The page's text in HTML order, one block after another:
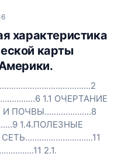
характеристика
карты
1.1 ОЧЕРТАНИЕ
И ПОЧВЫ………………..8
1.4.ПОЛЕЗНЫЕ
СЕТЬ………………………..11
2.1.